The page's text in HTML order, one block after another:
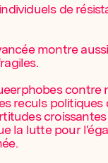
de
montre
contre
reculs politiques
la lutte pour